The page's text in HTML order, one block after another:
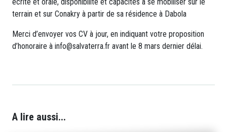
terrain et sur Conakry à partir de sa résidence à Dabola
Merci d’envoyer vos CV à jour, en indiquant votre proposition
d’honoraire à info@salvaterra.fr avant le 8 mars dernier délai.
A lire aussi...